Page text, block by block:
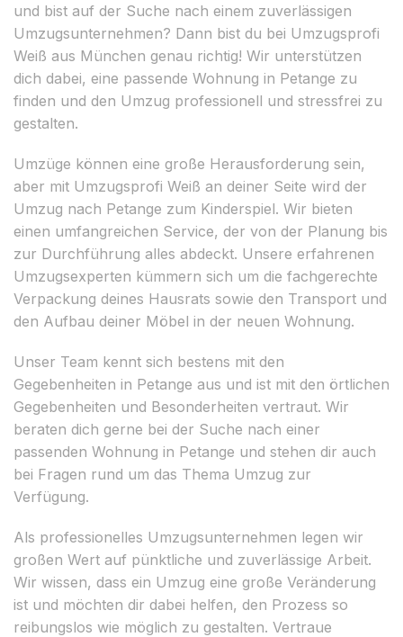
und bist auf der Suche nach einem zuverlässigen
Umzugsunternehmen? Dann bist du bei Umzugsprofi
Weiß aus München genau richtig! Wir unterstützen
dich dabei, eine passende Wohnung in Petange zu
finden und den Umzug professionell und stressfrei zu
gestalten.
Umzüge können eine große Herausforderung sein,
aber mit Umzugsprofi Weiß an deiner Seite wird der
Umzug nach Petange zum Kinderspiel. Wir bieten
einen umfangreichen Service, der von der Planung bis
zur Durchführung alles abdeckt. Unsere erfahrenen
Umzugsexperten kümmern sich um die fachgerechte
Verpackung deines Hausrats sowie den Transport und
den Aufbau deiner Möbel in der neuen Wohnung.
Unser Team kennt sich bestens mit den
Gegebenheiten in Petange aus und ist mit den örtlichen
Gegebenheiten und Besonderheiten vertraut. Wir
beraten dich gerne bei der Suche nach einer
passenden Wohnung in Petange und stehen dir auch
bei Fragen rund um das Thema Umzug zur
Verfügung.
Als professionelles Umzugsunternehmen legen wir
großen Wert auf pünktliche und zuverlässige Arbeit.
Wir wissen, dass ein Umzug eine große Veränderung
ist und möchten dir dabei helfen, den Prozess so
reibungslos wie möglich zu gestalten. Vertraue